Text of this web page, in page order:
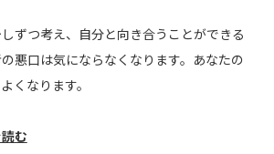
ずつ考え、自分と向き合うことができる
悪口は気にならなくなります。あなたの
くなります。
む